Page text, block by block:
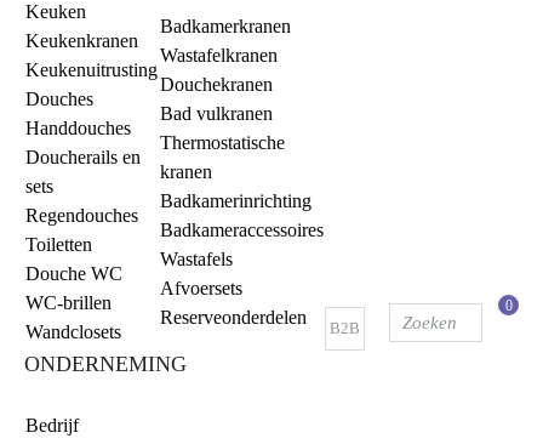
Keuken
Keukenkranen
Keukenuitrusting
Douches
Handdouches
Doucherails en
sets
Regendouches
Toiletten
Douche WC
WC-brillen
Wandclosets
Badkamerkranen
Wastafelkranen
Douchekranen
Bad vulkranen
Thermostatische
kranen
Badkamerinrichting
Badkameraccessoires
Wastafels
Afvoersets
Reserveonderdelen
ONDERNEMING
Bedrijf
B2B
0